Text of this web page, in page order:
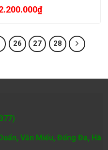
₫
26 27 28
Văn Miếu, Đống Đa, Hà